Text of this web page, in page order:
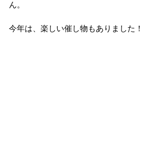
ん。
今年は、楽しい催し物もありました！